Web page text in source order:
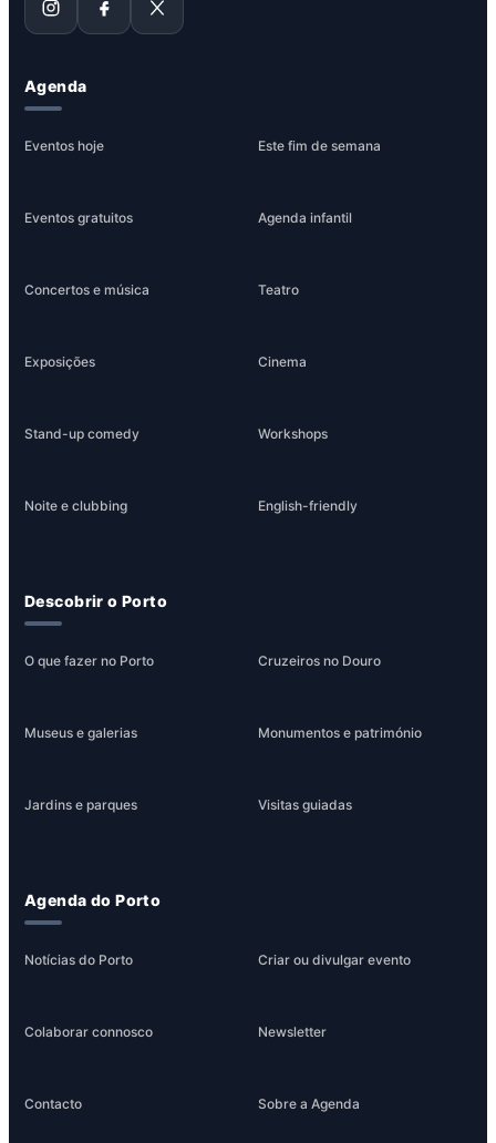
Agenda
Eventos hoje Este fim de semana
Eventos gratuitos Agenda infantil
Concertos e música Teatro
Exposições Cinema
Stand-up comedy Workshops
Noite e clubbing English-friendly
Descobrir o Porto
O que fazer no Porto Cruzeiros no Douro
Museus e galerias Monumentos e património
Jardins e parques Visitas guiadas
Agenda do Porto
Notícias do Porto Criar ou divulgar evento
Colaborar connosco Newsletter
Contacto Sobre a Agenda